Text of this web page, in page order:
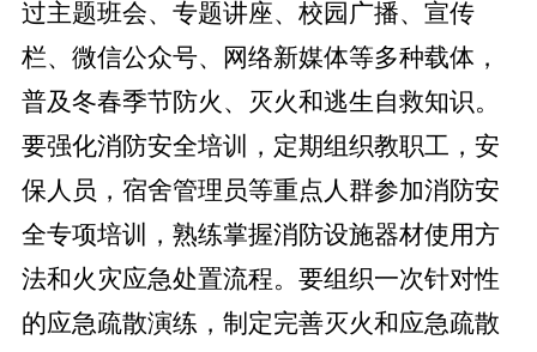
过主题班会、专题讲座、校园广播、宣传
栏、微信公众号、网络新媒体等多种载体，
普及冬春季节防火、灭火和逃生自救知识。
要强化消防安全培训，定期组织教职工，安
保人员，宿舍管理员等重点人群参加消防安
全专项培训，熟练掌握消防设施器材使用方
法和火灾应急处置流程。要组织一次针对性
的应急疏散演练，制定完善灭火和应急疏散